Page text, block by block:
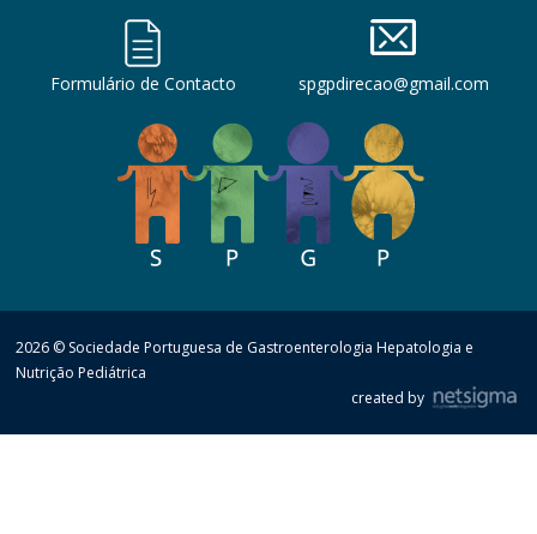
Formulário de Contacto spgpdirecao@gmail.com
2026 © Sociedade Portuguesa de Gastroenterologia Hepatologia e
Nutrição Pediátrica
created by